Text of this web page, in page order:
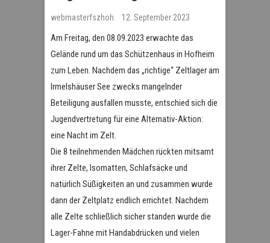
webmasterfszhoh 12. September 2023
Am Freitag, den 08.09.2023 erwachte das
Gelände rund um das Schützenhaus in Hofheim
zum Leben. Nachdem das „richtige“ Zeltlager am
Irmelshäuser See zwecks mangelnder
Beteiligung ausfallen musste, entschied sich die
Jugendvertretung für eine Alternativ-Aktion:
eine Nacht im Zelt.
Die 8 teilnehmenden Mädchen rückten mitsamt
ihrer Zelte, Isomatten, Schlafsäcke und
natürlich Süßigkeiten an und zusammen wurde
dann der Zeltplatz endlich errichtet. Nachdem
alle Zelte schließlich sicher standen wurde die
Lager-Fahne mit Handabdrücken und vielen